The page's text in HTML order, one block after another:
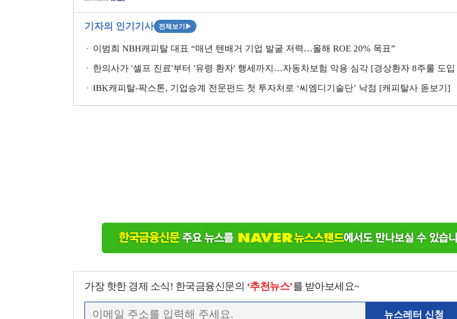
기자의 인기기사 전체보기 ▶
이범희 NBH캐피탈 대표 “매년 텐배거 기업 발굴 저력…올해 ROE 20% 목표”
한의사가 '셀프 진료'부터 '유령 환자' 행세까지…자동차보험 악용 심각 [경상환자 8주룰 도입
IBK캐피탈-팍스톤, 기업승계 전문펀드 첫 투자처로 ‘씨엠디기술단’ 낙점 [캐피탈사 돋보기]
가장 핫한 경제 소식! 한국금융신문의 ‘추천뉴스’를 받아보세요~
뉴스레터 신청